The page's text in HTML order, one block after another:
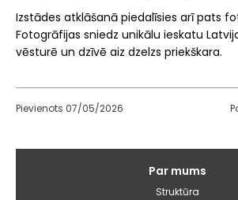
Izstādes atklāšanā piedalīsies arī pats
Fotogrāfijas sniedz unikālu ieskatu
vēsturē un dzīvē aiz dzelzs priekškara.
Pievienots 07/05/2026
Par mums
Struktūra